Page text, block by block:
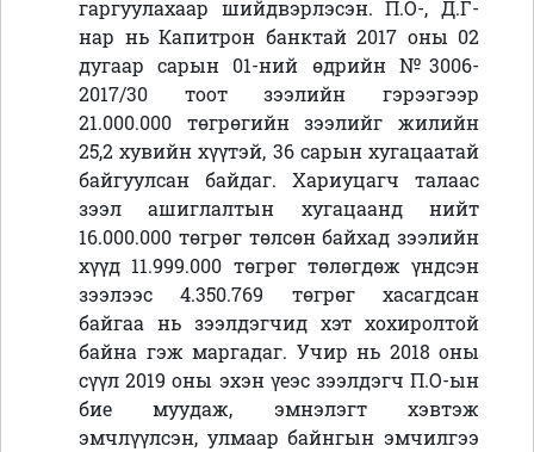
гаргуулахаар шийдвэрлэсэн. П.О-, Д.Г-
нар нь Капитрон банктай 2017 оны 02
дугаар сарын 01-ний өдрийн №3006-
2017/30 тоот зээлийн гэрээгээр
21.000.000 төгрөгийн зээлийг жилийн
25,2 хувийн хүүтэй, 36 сарын хугацаатай
байгуулсан байдаг. Хариуцагч талаас
зээл ашиглалтын хугацаанд нийт
16.000.000 төгрөг төлсөн байхад зээлийн
хүүд 11.999.000 төгрөг төлөгдөж үндсэн
зээлээс 4.350.769 төгрөг хасагдсан
байгаа нь зээлдэгчид хэт хохиролтой
байна гэж маргадаг. Учир нь 2018 оны
сүүл 2019 оны эхэн үеэс зээлдэгч П.О-ын
бие муудаж, эмнэлэгт хэвтэж
эмчлүүлсэн, улмаар байнгын эмчилгээ